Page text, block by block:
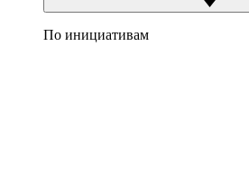
По инициативам